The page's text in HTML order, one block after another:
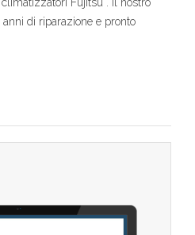
di riparazione e pronto